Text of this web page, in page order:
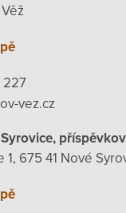
227
vez.cz
1, 675 41 Nové